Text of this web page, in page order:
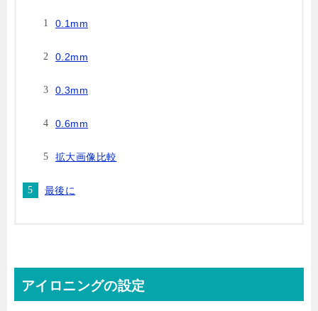
0.1mm
0.2mm
0.3mm
0.6mm
拡大画像比較
最後に
アイロニングの設定